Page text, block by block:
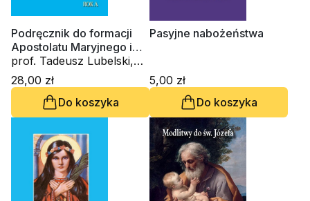
Podręcznik do formacji
Apostolatu Maryjnego i
innych grup parafialnych.
Rok A
prof. Tadeusz Lubelski,
Ewa Pruska-Zajdel,
Stanisław Rospond CM
28,00 zł
Do koszyka
Pasyjne nabożeństwa
5,00 zł
Do koszyka